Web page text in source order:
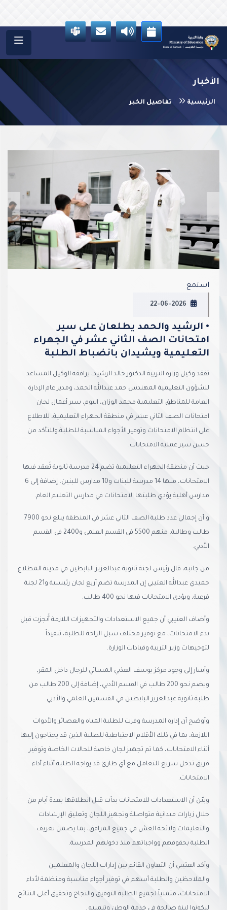
الأخبار
الرئيسية تفاصيل الخبر
استمع
22-06-2026
• الرشيد والحمد يطلعان على سير
امتحانات الصف الثاني عشر في الجهراء
التعليمية ويشيدان بانضباط الطلبة
تفقد وكيل وزارة التربية الدكتور خالد الرشيد، يرافقه الوكيل المساعد
للشؤون التعليمية المهندس حمد عبدالله الحمد، ومدير عام الإدارة
العامة للمناطق التعليمية محمد الوزان، اليوم، سير أعمال لجان
امتحانات الصف الثاني عشر في منطقة الجهراء التعليمية، للاطلاع
على انتظام الامتحانات وتوفير الأجواء المناسبة للطلبة.وللتأكد من
حسن سير عملية الامتحانات.
حيث أن منطقة الجهراء التعليمية تضم 24 مدرسة ثانوية تُعقد فيها
الامتحانات، منها 14 مدرسة للبنات و10 مدارس للبنين، إضافة إلى 6
مدارس أهلية يؤدي طلبتها الامتحانات في مدارس التعليم العام.
و أن إجمالي عدد طلبة الصف الثاني عشر في المنطقة يبلغ نحو 7900
طالب وطالبة، منهم 5500 في القسم العلمي و2400 في القسم
الأدبي.
من جانبه، قال رئيس لجنة ثانوية عبدالعزيز البابطين في مدينة المطلاع
حميدي عبدالله العتيبي إن المدرسة تضم أربع لجان رئيسية و21 لجنة
فرعية، ويؤدي الامتحانات فيها نحو 400 طالب.
وأضاف العتيبي أن جميع الاستعدادات والتجهيزات اللازمة أُنجزت قبل
بدء الامتحانات، مع توفير مختلف سبل الراحة للطلبة، تنفيذاً
لتوجيهات وزير التربية وقيادات الوزارة.
وأشار إلى وجود مركز يوسف العذبي المسائي للرجال داخل المقر،
ويضم نحو 200 طالب في القسم الأدبي، إضافة إلى 200 طالب من
طلبة ثانوية عبدالعزيز البابطين في القسمين العلمي والأدبي.
وأوضح أن إدارة المدرسة وفرت للطلبة المياه والعصائر والأدوات
اللازمة، بما في ذلك الأقلام الاحتياطية للطلبة الذين قد يحتاجون إليها
أثناء الامتحانات، كما تم تجهيز لجان خاصة للحالات الخاصة وتوفير
فريق تدخل سريع للتعامل مع أي طارئ قد يواجه الطلبة أثناء أداء
الامتحانات.
وبيّن أن الاستعدادات للامتحانات بدأت قبل انطلاقها بعدة أيام من
خلال زيارات ميدانية متواصلة وتجهيز اللجان وتعليق الإرشادات
والتعليمات ولائحة الغش في جميع المرافق، بما يضمن تعريف
الطلبة بحقوقهم وواجباتهم منذ دخولهم المدرسة.
وأكد العتيبي أن التعاون القائم بين إدارات اللجان والمعلمين
والملاحظين والطلبة أسهم في توفير أجواء مناسبة ومنظمة لأداء
الامتحانات، متمنياً لجميع الطلبة التوفيق والنجاح وتحقيق أعلى النتائج
ليكونوا لبنة صالحة في خدمة الوطن وتنميته .